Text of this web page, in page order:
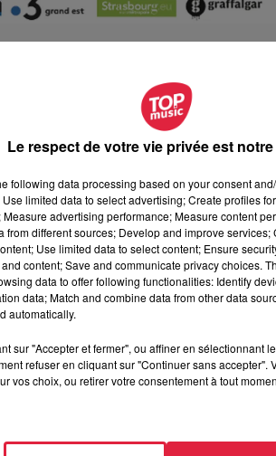
à 20h30
Etienne
les-spectacles/
Le respect de votre vie privée est
following data processing based on your consent
limited data to select advertising; Create profiles
advertising performance; Measure content
from different sources; Develop and improve
Use limited data to select content; Ensure
content; Save and communicate privacy choices.
data to offer following functionalities: Identify
data; Match and combine data from other data
automatically.
sur "Accepter et fermer", ou affiner en sélectionnant
refuser en cliquant sur "Continuer sans
vos choix, ou retirer votre consentement à tout